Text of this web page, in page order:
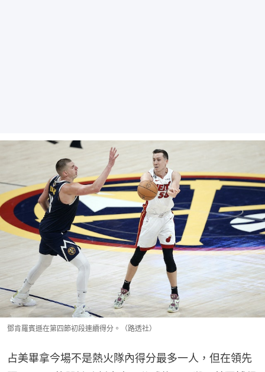
鄧肯羅賓遜在第四節初段連續得分。（路透社）
占美畢拿今場不是熱火隊內得分最多一人，但在領先